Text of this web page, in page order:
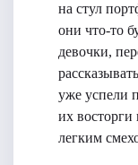
на стул
они что-то
девочки,
уже успели
их восторги
легким